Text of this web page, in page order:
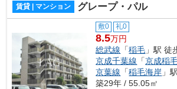
賃貸 | マンション グレープ・パル
敷0 礼0
8.5万円
総武線 「稲毛 」駅 徒
京成千葉線 「京成稲
京葉線 「稲毛海岸 」
築29年 / 55.05㎡